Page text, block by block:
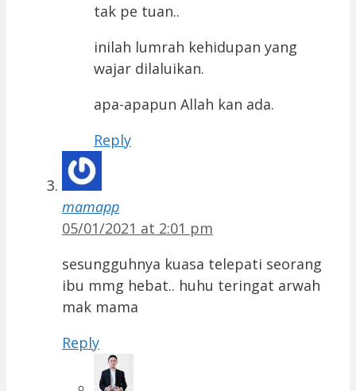
tak pe tuan..
inilah lumrah kehidupan yang
wajar dilaluikan.
apa-apapun Allah kan ada.
Reply
mamapp
05/01/2021 at 2:01 pm
sesungguhnya kuasa telepati seorang
ibu mmg hebat.. huhu teringat arwah
mak mama
Reply